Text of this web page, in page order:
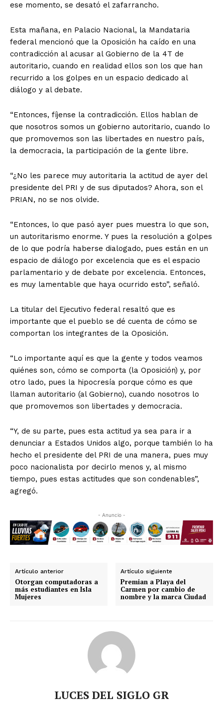
ese momento, se desató el zafarrancho.
Esta mañana, en Palacio Nacional, la Mandataria
federal mencionó que la Oposición ha caído en una
contradicción al acusar al Gobierno de la 4T de
autoritario, cuando en realidad ellos son los que han
recurrido a los golpes en un espacio dedicado al
diálogo y al debate.
“Entonces, fíjense la contradicción. Ellos hablan de
que nosotros somos un gobierno autoritario, cuando lo
que promovemos son las libertades en nuestro país,
la democracia, la participación de la gente libre.
“¿No les parece muy autoritaria la actitud de ayer del
presidente del PRI y de sus diputados? Ahora, son el
PRIAN, no se nos olvide.
“Entonces, lo que pasó ayer pues muestra lo que son,
un autoritarismo enorme. Y pues la resolución a golpes
de lo que podría haberse dialogado, pues están en un
espacio de diálogo por excelencia que es el espacio
parlamentario y de debate por excelencia. Entonces,
es muy lamentable que haya ocurrido esto”, señaló.
La titular del Ejecutivo federal resaltó que es
importante que el pueblo se dé cuenta de cómo se
comportan los integrantes de la Oposición.
“Lo importante aquí es que la gente y todos veamos
quiénes son, cómo se comporta (la Oposición) y, por
otro lado, pues la hipocresía porque cómo es que
llaman autoritario (al Gobierno), cuando nosotros lo
que promovemos son libertades y democracia.
“Y, de su parte, pues esta actitud ya sea para ir a
denunciar a Estados Unidos algo, porque también lo ha
hecho el presidente del PRI de una manera, pues muy
poco nacionalista por decirlo menos y, al mismo
tiempo, pues estas actitudes que son condenables”,
agregó.
- Anuncio -
Artículo anterior
Otorgan computadoras a
más estudiantes en Isla
Mujeres
Artículo siguiente
Premian a Playa del
Carmen por cambio de
nombre y la marca Ciudad
LUCES DEL SIGLO GR